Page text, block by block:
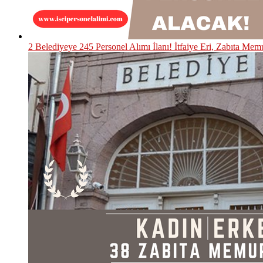
2 Belediyeye 245 Personel Alımı İlanı! İtfaiye Eri, Zabıta